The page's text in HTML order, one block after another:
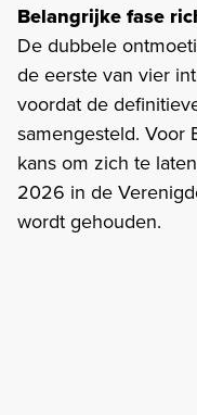
Belangrijke fase
De dubbele
de eerste van vier
voordat de
samengesteld. Voor
kans om zich te
2026 in de
wordt gehouden.